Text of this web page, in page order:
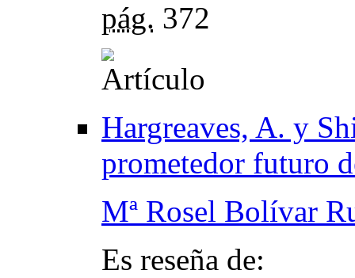
pág. 372
Hargreaves, A. y
prometedor futuro
Mª Rosel Bolívar
Es reseña de: